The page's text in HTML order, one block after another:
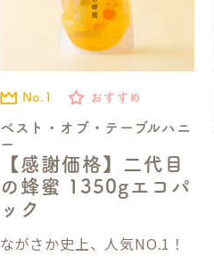
ベスト・オブ・テーブルハニ
ー
【感謝価格】二代目
の蜂蜜 1350gエコパ
ック
No.1 おすすめ
ながさか史上、人気NO.1！